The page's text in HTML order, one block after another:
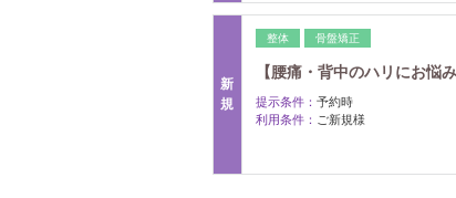
新
規
整体 骨盤矯正
【腰痛・背中のハリにお
提示条件： 予約時
利用条件： ご新規様